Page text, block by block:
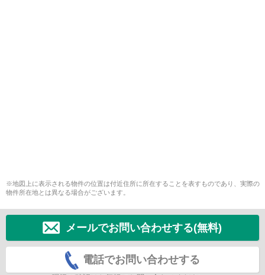
※地図上に表示される物件の位置は付近住所に所在することを表すものであり、実際の
物件所在地とは異なる場合がございます。
メールでお問い合わせする(無料)
電話でお問い合わせする